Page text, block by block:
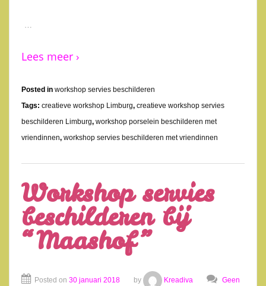
…
Lees meer ›
Posted in workshop servies beschilderen
Tags: creatieve workshop Limburg, creatieve workshop servies
beschilderen Limburg, workshop porselein beschilderen met
vriendinnen, workshop servies beschilderen met vriendinnen
Workshop servies
beschilderen bij
“Maashof”
Posted on 30 januari 2018 by Kreadiva Geen